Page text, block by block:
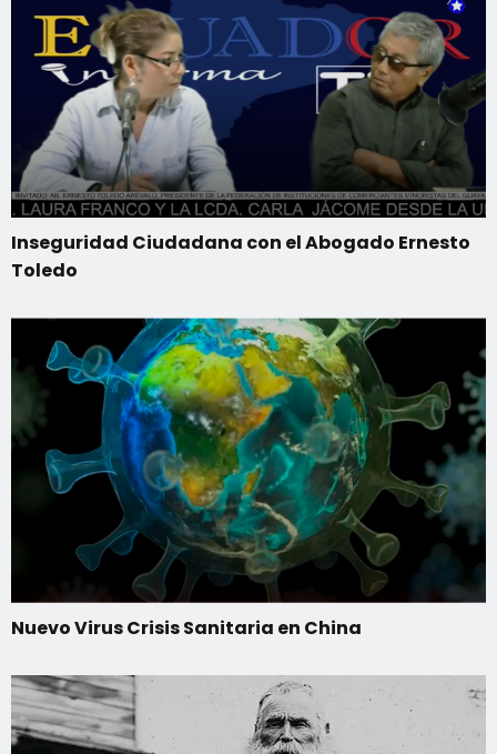
Inseguridad Ciudadana con el Abogado Ernesto
Toledo
Nuevo Virus Crisis Sanitaria en China